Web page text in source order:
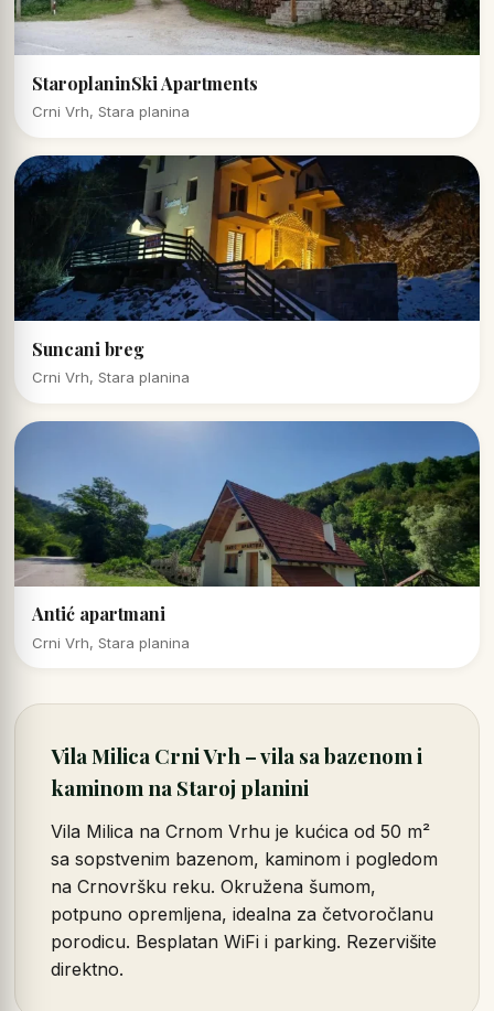
StaroplaninSki Apartments
Crni Vrh, Stara planina
Suncani breg
Crni Vrh, Stara planina
Antić apartmani
Crni Vrh, Stara planina
Vila Milica Crni Vrh – vila sa bazenom i
kaminom na Staroj planini
Vila Milica na Crnom Vrhu je kućica od 50 m²
sa sopstvenim bazenom, kaminom i pogledom
na Crnovršku reku. Okružena šumom,
potpuno opremljena, idealna za četvoročlanu
porodicu. Besplatan WiFi i parking. Rezervišite
direktno.